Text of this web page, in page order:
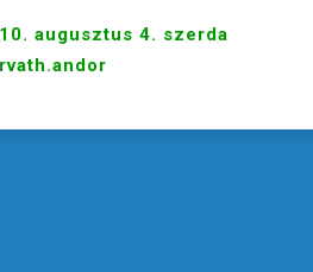
augusztus 4. szerda